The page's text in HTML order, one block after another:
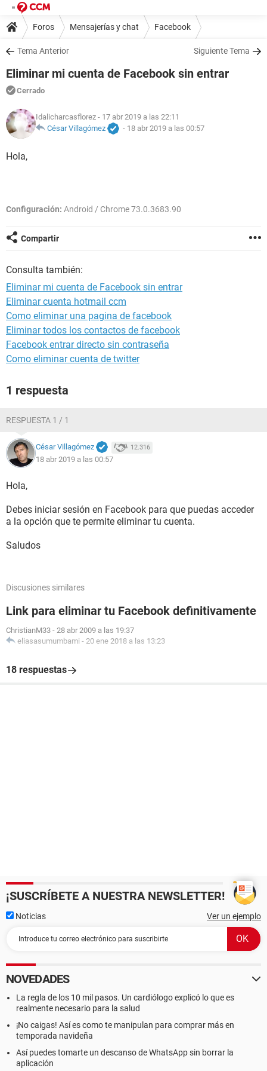
Foros Mensajerías y chat Facebook
Tema Anterior Siguiente Tema
Eliminar mi cuenta de Facebook sin entrar
Cerrado
Idalicharcasflorez - 17 abr 2019 a las 22:11
César Villagómez
- 18 abr 2019 a las 00:57
Hola,
Configuración: Android / Chrome 73.0.3683.90
Compartir
Consulta también:
Eliminar mi cuenta de Facebook sin entrar
Eliminar cuenta hotmail ccm
Como eliminar una pagina de facebook
Eliminar todos los contactos de facebook
Facebook entrar directo sin contraseña
Como eliminar cuenta de twitter
1 respuesta
RESPUESTA 1 / 1
César Villagómez 12.316
18 abr 2019 a las 00:57
Hola,
Debes iniciar sesión en Facebook para que puedas acceder
a la opción que te permite eliminar tu cuenta.
Saludos
Discusiones similares
Link para eliminar tu Facebook definitivamente
ChristianM33 - 28 abr 2009 a las 19:37
eliasasumumbami - 20 ene 2018 a las 13:23
18 respuestas
¡SUSCRÍBETE A NUESTRA NEWSLETTER!
Noticias Ver un ejemplo
NOVEDADES
La regla de los 10 mil pasos. Un cardiólogo explicó lo que es
realmente necesario para la salud
¡No caigas! Así es como te manipulan para comprar más en
temporada navideña
Así puedes tomarte un descanso de WhatsApp sin borrar la
aplicación